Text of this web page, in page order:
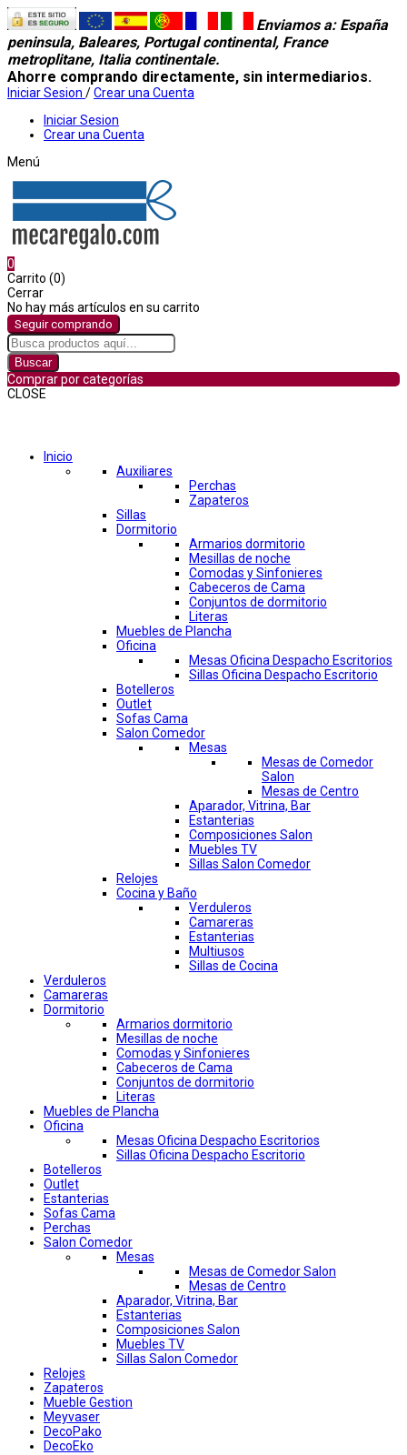
Enviamos a: España
peninsula, Baleares, Portugal continental, France
metroplitane, Italia continentale.
Ahorre comprando directamente, sin intermediarios.
Iniciar Sesion /Crear una Cuenta
Iniciar Sesion
Crear una Cuenta
Menú
0
Carrito (0)
Cerrar
No hay más artículos en su carrito
Seguir comprando
Buscar
Comprar por categorías
CLOSE
Inicio
Auxiliares
Perchas
Zapateros
Sillas
Dormitorio
Armarios dormitorio
Mesillas de noche
Comodas y Sinfonieres
Cabeceros de Cama
Conjuntos de dormitorio
Literas
Muebles de Plancha
Oficina
Mesas Oficina Despacho Escritorios
Sillas Oficina Despacho Escritorio
Botelleros
Outlet
Sofas Cama
Salon Comedor
Mesas
Mesas de Comedor
Salon
Mesas de Centro
Aparador, Vitrina, Bar
Estanterias
Composiciones Salon
Muebles TV
Sillas Salon Comedor
Relojes
Cocina y Baño
Verduleros
Camareras
Estanterias
Multiusos
Sillas de Cocina
Verduleros
Camareras
Dormitorio
Armarios dormitorio
Mesillas de noche
Comodas y Sinfonieres
Cabeceros de Cama
Conjuntos de dormitorio
Literas
Muebles de Plancha
Oficina
Mesas Oficina Despacho Escritorios
Sillas Oficina Despacho Escritorio
Botelleros
Outlet
Estanterias
Sofas Cama
Perchas
Salon Comedor
Mesas
Mesas de Comedor Salon
Mesas de Centro
Aparador, Vitrina, Bar
Estanterias
Composiciones Salon
Muebles TV
Sillas Salon Comedor
Relojes
Zapateros
Mueble Gestion
Meyvaser
DecoPako
DecoEko